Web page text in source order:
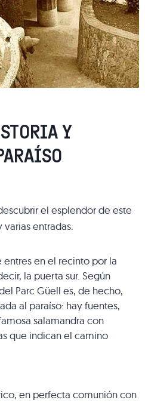
Y
el esplendor de este
entradas.
entres en el recinto por la
la puerta sur. Según
Parc Güell es, de hecho,
al paraíso: hay fuentes,
salamandra con
que indican el camino
en perfecta comunión con